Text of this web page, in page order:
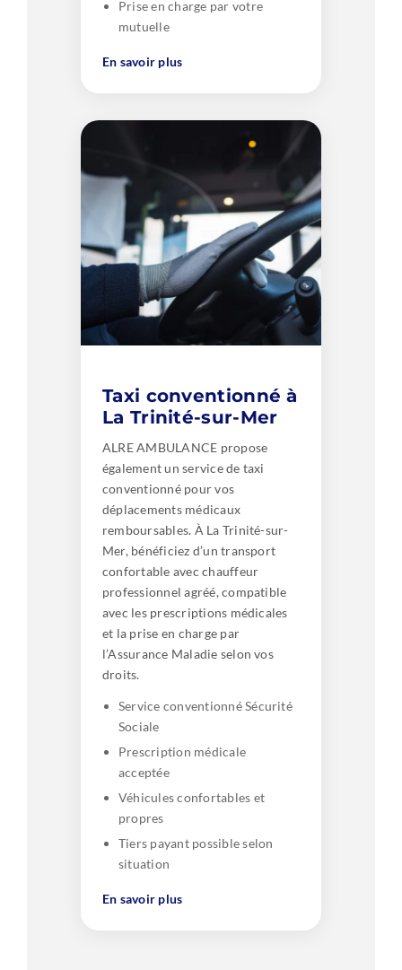
Prise en charge par votre
mutuelle
En savoir plus
Taxi conventionné à
La Trinité-sur-Mer
ALRE AMBULANCE propose
également un service de taxi
conventionné pour vos
déplacements médicaux
remboursables. À La Trinité-sur-
Mer, bénéficiez d’un transport
confortable avec chauffeur
professionnel agréé, compatible
avec les prescriptions médicales
et la prise en charge par
l’Assurance Maladie selon vos
droits.
Service conventionné Sécurité
Sociale
Prescription médicale
acceptée
Véhicules confortables et
propres
Tiers payant possible selon
situation
En savoir plus